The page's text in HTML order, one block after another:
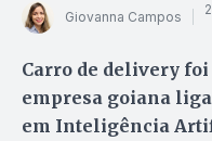
Giovanna Campos
Carro de delivery
empresa goiana
em Inteligência